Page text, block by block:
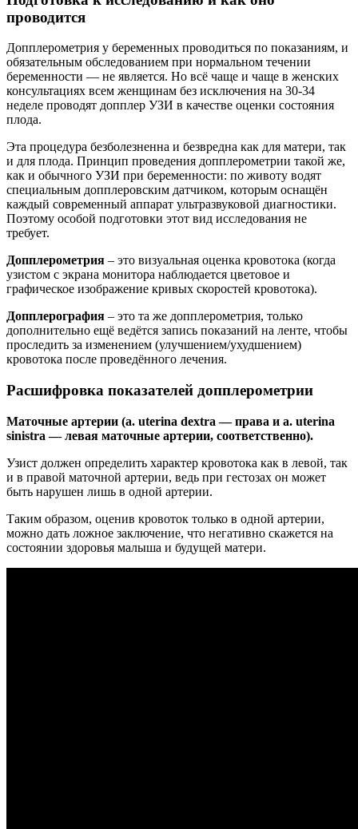
проводится
Допплерометрия у беременных проводиться по показаниям, и
обязательным обследованием при нормальном течении
беременности — не является. Но всё чаще и чаще в женских
консультациях всем женщинам без исключения на 30-34
неделе проводят допплер УЗИ в качестве оценки состояния
плода.
Эта процедура безболезненна и безвредна как для матери, так
и для плода. Принцип проведения допплерометрии такой же,
как и обычного УЗИ при беременности: по животу водят
специальным допплеровским датчиком, которым оснащён
каждый современный аппарат ультразвуковой диагностики.
Поэтому особой подготовки этот вид исследования не
требует.
Допплерометрия – это визуальная оценка кровотока (когда
узистом с экрана монитора наблюдается цветовое и
графическое изображение кривых скоростей кровотока).
Допплерография – это та же допплерометрия, только
дополнительно ещё ведётся запись показаний на ленте, чтобы
проследить за изменением (улучшением/ухудшением)
кровотока после проведённого лечения.
Расшифровка показателей допплерометрии
Маточные артерии (a. uterina dextra — права и a. uterina
sinistra — левая маточные артерии, соответственно).
Узист должен определить характер кровотока как в левой, так
и в правой маточной артерии, ведь при гестозах он может
быть нарушен лишь в одной артерии.
Таким образом, оценив кровоток только в одной артерии,
можно дать ложное заключение, что негативно скажется на
состоянии здоровья малыша и будущей матери.